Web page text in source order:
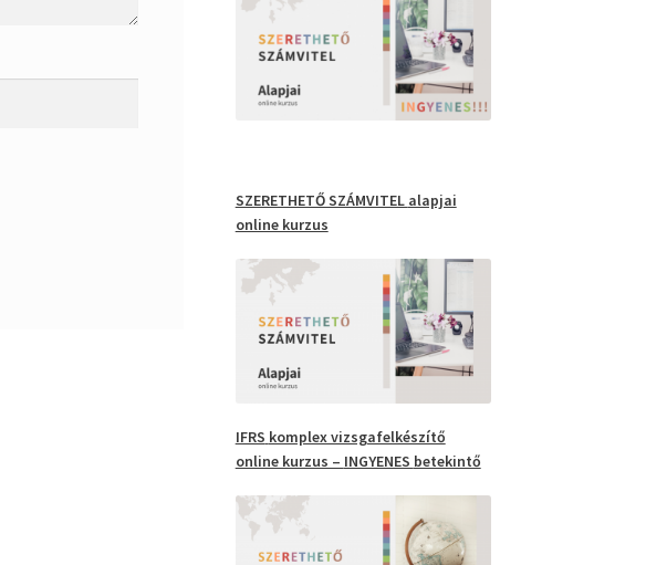
SZERETHETŐ SZÁMVITEL alapjai
online kurzus
IFRS komplex vizsgafelkészítő
online kurzus – INGYENES betekintő